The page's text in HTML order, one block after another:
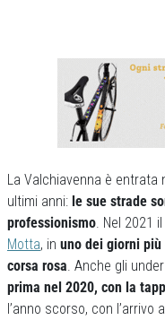
La Valchiavenna è entrata
ultimi anni: le sue strade
professionismo. Nel 2021 il
Motta, in uno dei giorni
corsa rosa. Anche gli
prima nel 2020, con la
l’anno scorso, con l’arrivo